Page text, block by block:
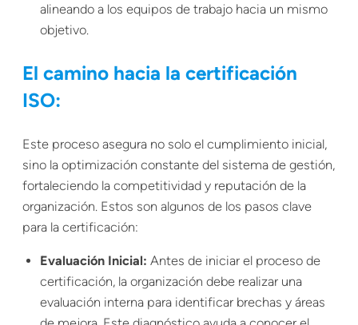
alineando a los equipos de trabajo hacia un mismo
objetivo.
El camino hacia la certificación
ISO:
Este proceso asegura no solo el cumplimiento inicial,
sino la optimización constante del sistema de gestión,
fortaleciendo la competitividad y reputación de la
organización. Estos son algunos de los pasos clave
para la certificación:
Evaluación Inicial: Antes de iniciar el proceso de
certificación, la organización debe realizar una
evaluación interna para identificar brechas y áreas